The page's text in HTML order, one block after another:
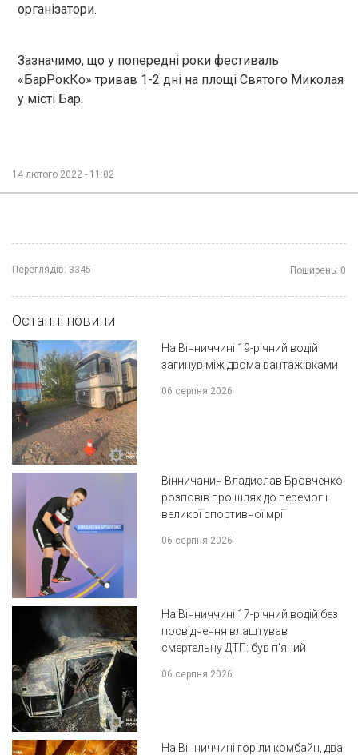
організатори.
Зазначимо, що у попередні роки фестиваль
«БарРокКо» тривав 1-2 дні на площі Святого Миколая
у місті Бар.
14 лютого 2022 - 11:02
Переглядів: 3345 Поширень: 0
Останні новини
На Вінниччині 19-річний водій
загинув між двома вантажівками
06 серпня 2026
Вінничанин Владислав Бровченко
розповів про шлях до перемог і
великої спортивної мрії
06 серпня 2026
На Вінниччині 17-річний водій без
посвідчення влаштував
смертельну ДТП: був п'яний
06 серпня 2026
На Вінниччині горіли комбайн, два